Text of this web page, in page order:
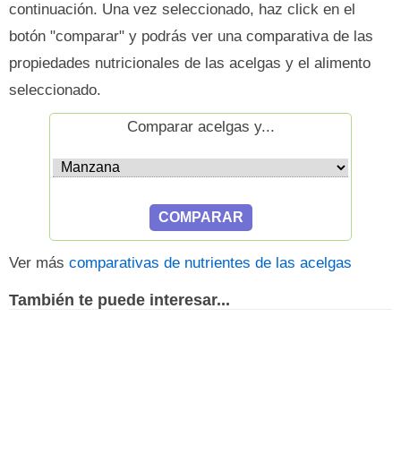
continuación. Una vez seleccionado, haz click en el
botón "comparar" y podrás ver una comparativa de las
propiedades nutricionales de las acelgas y el alimento
seleccionado.
Comparar acelgas y...
Ver más comparativas de nutrientes de las acelgas
También te puede interesar...